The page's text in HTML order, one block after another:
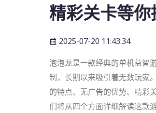
精彩关卡等你
2025-07-20 11:43:34
泡泡龙是一款经典的单机益智
制，长期以来吸引着无数玩家
的特点、无广告的优势、精彩
们将从四个方面详细解读这款